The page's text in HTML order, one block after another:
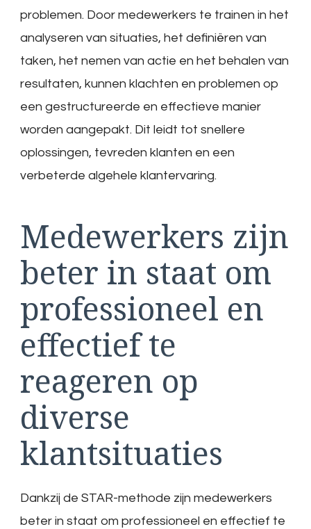
problemen. Door medewerkers te trainen in het
analyseren van situaties, het definiëren van
taken, het nemen van actie en het behalen van
resultaten, kunnen klachten en problemen op
een gestructureerde en effectieve manier
worden aangepakt. Dit leidt tot snellere
oplossingen, tevreden klanten en een
verbeterde algehele klantervaring.
Medewerkers zijn
beter in staat om
professioneel en
effectief te
reageren op
diverse
klantsituaties
Dankzij de STAR-methode zijn medewerkers
beter in staat om professioneel en effectief te